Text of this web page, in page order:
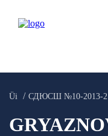
Üi СДЮСШ №10-2013-2